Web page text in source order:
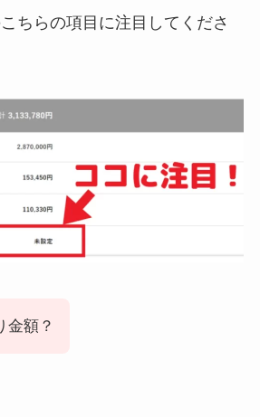
ちらの項目に注目してくださ
金額？